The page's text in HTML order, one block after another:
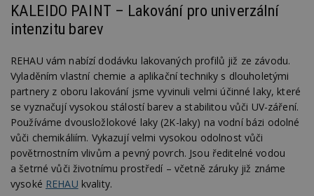
KALEIDO PAINT – Lakování pro univerzální
intenzitu barev
REHAU vám nabízí dodávku lakovaných profilů již ze závodu.
Vyladěním vlastní chemie a aplikační techniky s dlouholetými
partnery z oboru lakování jsme vyvinuli velmi účinné laky, které
se vyznačují vysokou stálostí barev a stabilitou vůči UV-záření.
Používáme dvousložlokové laky (2K-laky) na vodní bázi odolné
vůči chemikáliím. Vykazují velmi vysokou odolnost vůči
povětrnostním vlivům a pevný povrch. Jsou ředitelné vodou
a šetrné vůči životnímu prostředí – včetně záruky již známe
vysoké REHAU kvality.